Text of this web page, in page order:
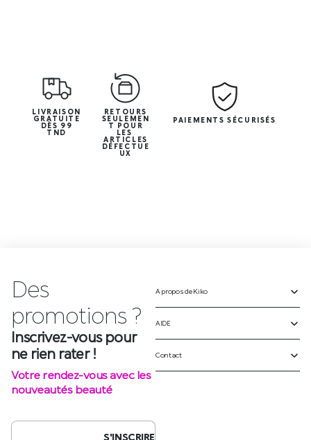
LIVRAISON
GRATUITE
DÈS 99
TND
RETOURS
SEULEMEN
T POUR
LES
ARTICLES
DÉFECTUE
UX
PAIEMENTS SÉCURISÉS
Des
Inscrivez-vous pour
ne rien rater !
Votre rendez-vous avec les
nouveautés beauté
A propos de Kiko
AIDE
Contact
SUIVEZ-NOUS SUR